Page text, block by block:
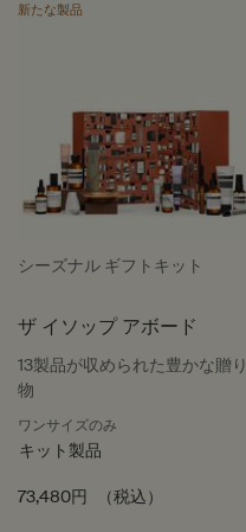
新たな製品
シーズナル ギフトキット
ザ イソップ アボード
13製品が収められた豊かな贈り
物
ワンサイズのみ
キット製品
73,480円 （税込）